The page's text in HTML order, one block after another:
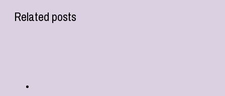
Related posts